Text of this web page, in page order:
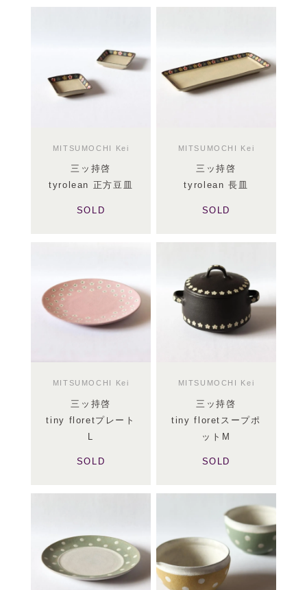
MITSUMOCHI Kei
三ッ持啓
tyrolean 正方豆皿
SOLD
MITSUMOCHI Kei
三ッ持啓
tyrolean 長皿
SOLD
MITSUMOCHI Kei
三ッ持啓
tiny floretプレート
SOLD
MITSUMOCHI Kei
三ッ持啓
tiny floretスープポ
ットM
SOLD